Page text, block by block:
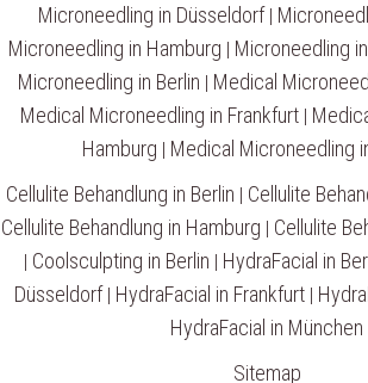
Microneedling in Düsseldorf|
Microneedling in Hamburg | Microneedling
Microneedling in Berlin | Medical
Medical Microneedling in Frankfurt|
Hamburg | Medical Microneedling
Cellulite Behandlung in Berlin | Cellulite
Cellulite Behandlung in Hamburg | Cellulite
| Coolsculpting in Berlin | HydraFacial in
Düsseldorf| HydraFacial in Frankfurt |
HydraFacial in München
Sitemap